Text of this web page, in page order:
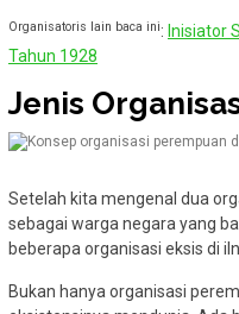
Organisatoris lain baca ini: Inisiator
Tahun 1928
Jenis
Setelah kita mengenal dua
sebagai warga negara yang
beberapa organisasi eksis di
Bukan hanya organisasi